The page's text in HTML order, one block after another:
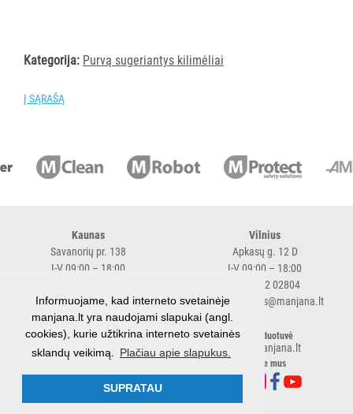
IR
VIEŠBUČIAMS
PRAMONEI
GAMINIAI
LAIKIKLIAI
DOZATORIAI
PROFESSIONAL
Kategorija: Purvą sugeriantys kilimėliai
Į SĄRAŠĄ
Kaunas
Savanorių pr. 138
I-V 09:00 – 18:00
expresskaunas@manjana.lt
Vilnius
Apkasų g. 12 D
I-V 09:00 – 18:00
+370 682 02804
expressvilnius@manjana.lt
Klaipėda
Baltijos pr. 26 B
+370 616 76501
expressklaipeda@manjana.lt
El. parduotuvė
shop.manjana.lt
Sekite mus
Informuojame, kad interneto svetainėje
manjana.lt yra naudojami slapukai (angl.
cookies), kurie užtikrina interneto svetainės
sklandų veikimą.
Plačiau apie slapukus.
SUPRATAU